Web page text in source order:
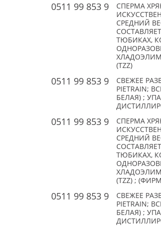
0511 99 853 9
СПЕРМА
СРЕДНИЙ
ТЮБИКАХ,
(TZZ)
0511 99 853 9
СВЕЖЕЕ
PIETRAIN;
БЕЛАЯ) ;
0511 99 853 9
СПЕРМА
СРЕДНИЙ
ТЮБИКАХ,
(TZZ) ;
0511 99 853 9
СВЕЖЕЕ
PIETRAIN;
БЕЛАЯ) ;